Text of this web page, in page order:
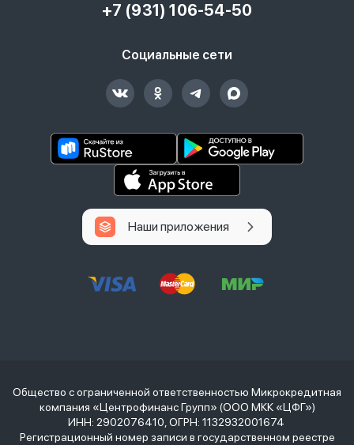
+7 (931) 106-54-50
Социальные сети
Наши приложения
Общество с ограниченной ответственностью Микрокредитная
компания «Центрофинанс Групп» (ООО МКК «ЦФГ»)
ИНН: 2902076410, ОГРН: 1132932001674
Регистрационный номер записи в государственном реестре